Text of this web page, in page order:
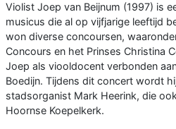
Violist Joep van Beijnum (1997) is
musicus die al op vijfjarige leeftijd
won diverse concoursen,
Concours en het Prinses Christina
Joep als viooldocent verbonden
Boedijn. Tijdens dit concert wordt
stadsorganist Mark Heerink, die
Hoornse Koepelkerk.